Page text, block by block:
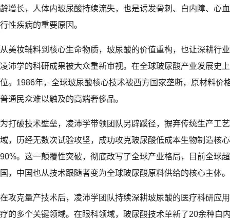
龄增长，人体内玻尿酸持续流失，也是诱发骨刺、白内障、心
行性疾病的重要原因。
从美妆辅料到核心生命物质，玻尿酸的价值重构，也让深耕行
凌沛学的科研成果被大众重新审视。在全球玻尿酸产业发展史
位。1986年，全球玻尿酸核心技术被西方国家垄断，原材料价
普通民众难以触及的高端奢侈品。
为打破技术壁垒，凌沛学带领团队另辟蹊径，摒弃传统生产工
域，历经无数次试验攻坚，成功攻克玻尿酸低成本生物制造核
90%。这一颠覆性突破，彻底改写了全球产业格局，目前全球
国，中国也从技术跟随者变为全球玻尿酸原料供给的核心主体。
在攻克量产技术后，凌沛学团队持续深耕玻尿酸的医疗科研应
疗的多个关键领域。在眼科领域，玻尿酸技术革新了20余种白